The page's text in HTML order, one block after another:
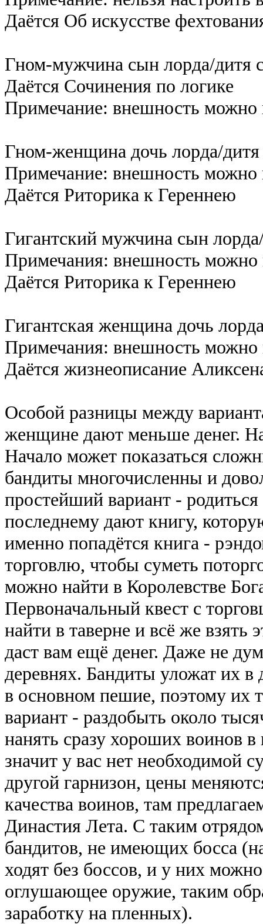
Даётся Об искусстве
Гном-мужчина сын лорда/дитя
Даётся Сочинения по логике
Примечание: внешность можно
Гном-женщина дочь лорда/дитя
Примечание: внешность можно
Даётся Риторика к Гереннею
Гигантский мужчина сын
Примечания: внешность можно
Даётся Риторика к Гереннею
Гигантская женщина дочь
Примечания: внешность можно
Даётся жизнеописание
Особой разницы между
женщине дают меньше денег.
Начало может показаться
бандиты многочисленны и
простейший вариант -
последнему дают книгу,
именно попадётся книга -
торговлю, чтобы суметь
можно найти в Королевстве
Первоначальный квест с
найти в таверне и всё же взять
даст вам ещё денег. Даже не
деревнях. Бандиты уложат их в
в основном пешие, поэтому их
вариант - раздобыть около
нанять сразу хороших воинов
значит у вас нет необходимой
другой гарнизон, цены
качества воинов, там
Династия Лета. С таким
бандитов, не имеющих босса
ходят без боссов, и у них
оглушающее оружие, таким
заработку на пленных).